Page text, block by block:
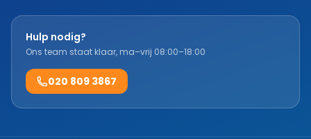
Hulp nodig?
Ons team staat klaar, ma–vrij 08:00–18:00
020 809 3867